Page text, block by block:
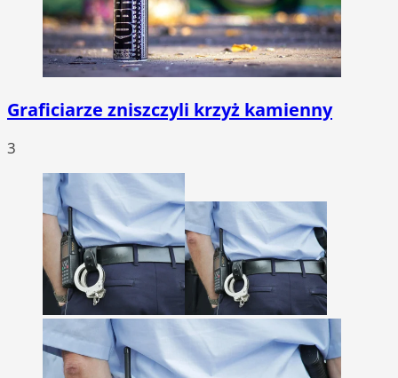
Graficiarze zniszczyli krzyż kamienny
3